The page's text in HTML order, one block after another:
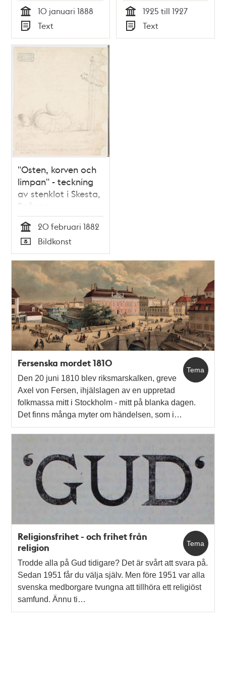
Tid
10 januari 1888
Typ
Text Tid
1925 till 1927
Typ
Text
"Osten, korven och
limpan" - teckning
av stenklot i Skesta,
Spånga
Tid
20 februari 1882
Typ
Bildkonst
Tema
Fersenska mordet 1810
Den 20 juni 1810 blev riksmarskalken, greve
Axel von Fersen, ihjälslagen av en uppretad
folkmassa mitt i Stockholm - mitt på blanka dagen.
Det finns många myter om händelsen, som i…
Tema
Religionsfrihet - och frihet från
religion
Trodde alla på Gud tidigare? Det är svårt att svara på.
Sedan 1951 får du välja själv. Men före 1951 var alla
svenska medborgare tvungna att tillhöra ett religiöst
samfund. Ännu ti…